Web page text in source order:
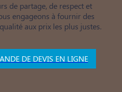
de partage, de respect et
engageons à fournir des
aux prix les plus justes.
DE DEVIS EN LIGNE